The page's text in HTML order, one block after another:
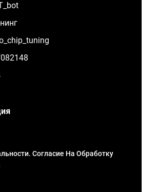
Согласие На Обработку